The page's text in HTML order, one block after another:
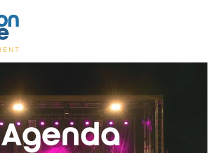
Agenda